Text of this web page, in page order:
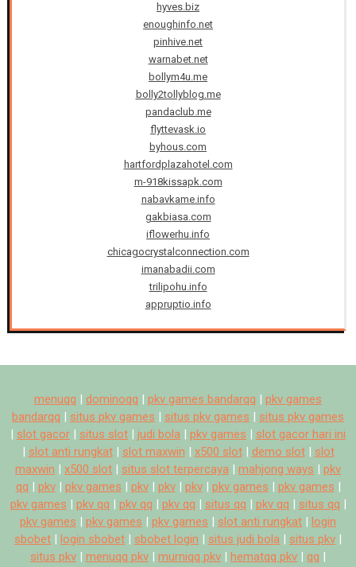
hyves.biz
enoughinfo.net
pinhive.net
warnabet.net
bollym4u.me
bolly2tollyblog.me
pandaclub.me
flyttevask.io
byhous.com
hartfordplazahotel.com
m-918kissapk.com
nabavkame.info
gakbiasa.com
iflowerhu.info
chicagocrystalconnection.com
imanabadii.com
trilipohu.info
appruptio.info
menuqq | dominoqq | pkv games bandarqq | pkv games
bandarqq | situs pkv games | situs pkv games | situs pkv games
| slot gacor | situs slot | judi bola | pkv games | slot gacor hari ini
| slot anti rungkat| slot maxwin | x500 slot| demo slot| slot
maxwin | x500 slot | situs slot terpercaya | mahjong ways | pkv
qq | pkv| pkv games | pkv| pkv| pkv| pkv games | pkv games |
pkv games | pkv qq | pkv qq | pkv qq | situs qq | pkv qq | situs qq |
pkv games | pkv games | pkv games | slot anti rungkat | login
sbobet | login sbobet | sbobet login | situs judi bola | situs pkv |
situs pkv | menuqq pkv | murniqq pkv | hematqq pkv | qq |